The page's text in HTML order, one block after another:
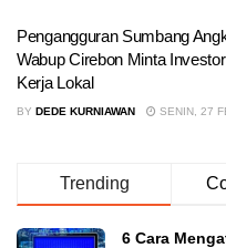
Pengangguran Sumbang
Wabup Cirebon Minta
Kerja Lokal
BY DEDE KURNIAWAN SENIN, 27
Trending
6 Cara